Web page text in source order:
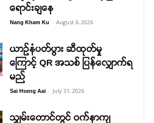
ရောင်းချနေ
Nang Kham Ku - August 6, 2026
ယာဉ်နံပတ်ပွား ဆီထုတ်မှု
ကြောင့် QR အသစ် ပြန်လျှောက်ရ
မည်
Sai Hseng Aai - July 31, 2026
သျှမ်းတောင်တွင် ဝက်နာကျ